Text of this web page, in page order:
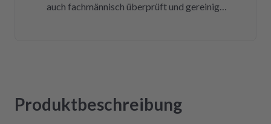
auch fachmännisch überprüft und gereinigt.
Der Aus- und Einbau der Platine war dank der
Produktbeschreibung